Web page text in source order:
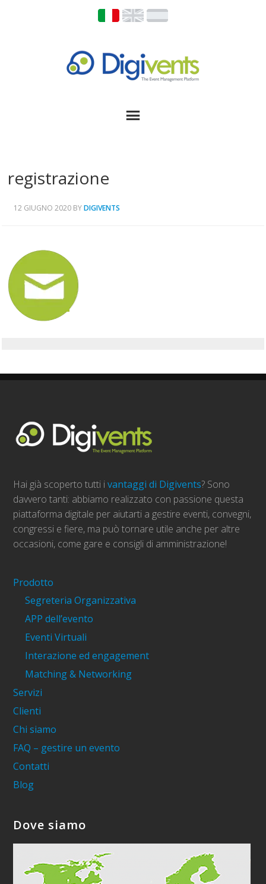
registrazione
12 GIUGNO 2020 BYDIGIVENTS
Hai già scoperto tutti ivantaggi di Digivents? Sono
davvero tanti: abbiamo realizzato con passione questa
piattaforma digitale per aiutarti a gestire eventi, convegni,
congressi e fiere, ma può tornare utile anche per altre
occasioni, come gare e consigli di amministrazione!
Prodotto
Segreteria Organizzativa
APP dell’evento
Eventi Virtuali
Interazione ed engagement
Matching & Networking
Servizi
Clienti
Chi siamo
FAQ – gestire un evento
Contatti
Blog
Dove siamo